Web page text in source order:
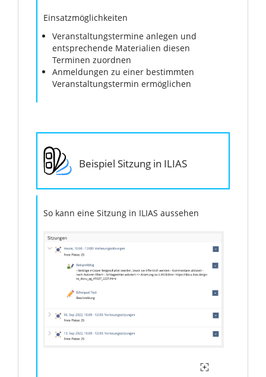
Einsatzmöglichkeiten
Veranstaltungstermine anlegen und
entsprechende Materialien diesen
Terminen zuordnen
Anmeldungen zu einer bestimmten
Veranstaltungstermin ermöglichen
Beispiel Sitzung in ILIAS
So kann eine Sitzung in ILIAS aussehen